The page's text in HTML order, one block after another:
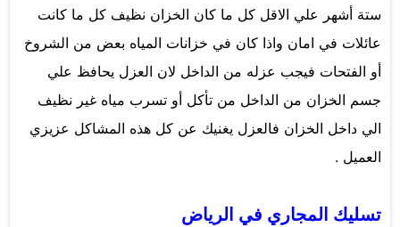
ستة أشهر علي الاقل كل ما كان الخزان نظيف كل ما كانت
عائلات في امان واذا كان في خزانات المياه بعض من الشروخ
أو الفتحات فيجب عزله من الداخل لان العزل يحافظ علي
جسم الخزان من الداخل من تأكل أو تسرب مياه غير نظيف
الي داخل الخزان فالعزل يغنيك عن كل هذه المشاكل عزيزي
العميل .
تسليك المجاري في الرياض